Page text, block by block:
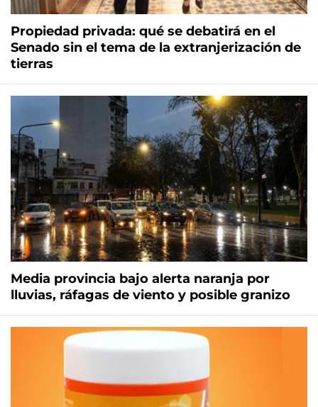
Propiedad privada: qué se debatirá en el
Senado sin el tema de la extranjerización de
tierras
Media provincia bajo alerta naranja por
lluvias, ráfagas de viento y posible granizo